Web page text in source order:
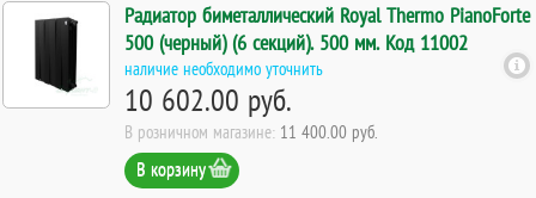
Радиатор биметаллический Royal Thermo PianoForte
500 (черный) (6 секций). 500 мм. Код 11002
наличие необходимо уточнить
10 602.00 руб.
В розничном магазине: 11 400.00 руб.
В корзину